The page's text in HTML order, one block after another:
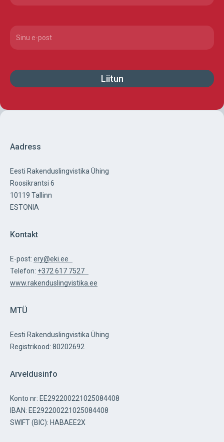
Email(Required)
Aadress
Eesti Rakenduslingvistika Ühing
Roosikrantsi 6
10119 Tallinn
ESTONIA
Kontakt
E-post: ery@eki.ee
Telefon: +372 617 7527
www.rakenduslingvistika.ee
MTÜ
Eesti Rakenduslingvistika Ühing
Registrikood: 80202692
Arveldusinfo
Konto nr: EE292200221025084408
IBAN: EE292200221025084408
SWIFT (BIC): HABAEE2X